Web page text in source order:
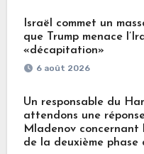
Israël commet un
que Trump menace
«décapitation»
6 août 2026
Un responsable du
attendons une
Mladenov
de la deuxième phase